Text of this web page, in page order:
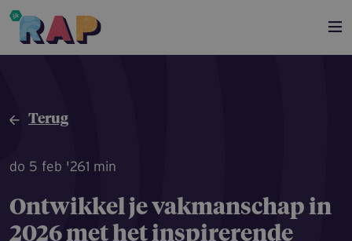
Overslaan en naar de inhoud gaan
Terug
do 5 feb '261 min
Ontwikkel je vakmanschap in
2026 met het inspirerende